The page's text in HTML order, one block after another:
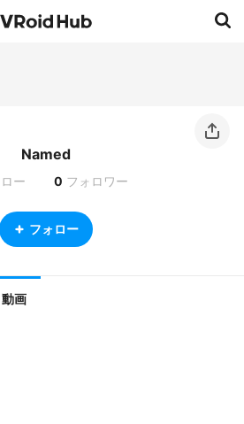
Named
ー 0 フォロワー
フォロー
画